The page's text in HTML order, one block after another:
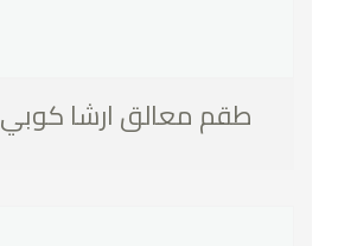
طقم معالق ارشا كوبي 86 قطعه